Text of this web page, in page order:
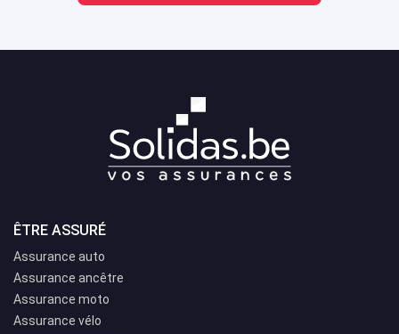
ÊTRE ASSURÉ
Assurance auto
Assurance ancêtre
Assurance moto
Assurance vélo